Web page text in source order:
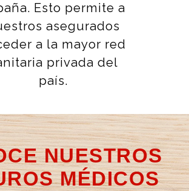
Esto permite a
asegurados
a la mayor red
privada del
país.
NUESTROS
MÉDICOS